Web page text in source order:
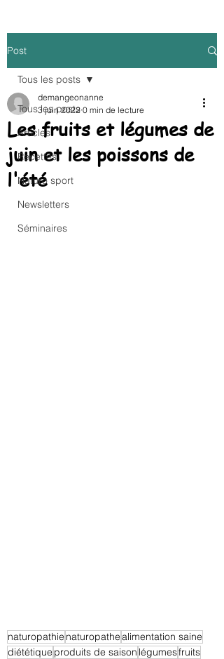
Post
Tous les posts
Articles
Recettes
Naturo sport
Newsletters
Séminaires
Tous les posts
Les fruits et légumes de
juin et les poissons de
l'été
demangeonanne
3 juin 2022 0 min de lecture
naturopathie naturopathealimentation saine
diététique produits de saison légumesfruits